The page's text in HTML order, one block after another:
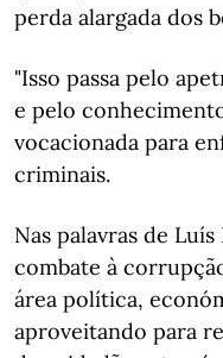
perda alargada dos
"Isso passa pelo
e pelo
vocacionada para
criminais.
Nas palavras de
combate à
área política,
aproveitando para